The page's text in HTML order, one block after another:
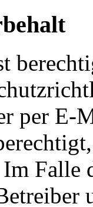
per E-
Falle